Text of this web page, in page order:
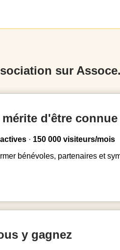
sur
mérite d'être connue
· 150 000 visiteurs/mois
bénévoles, partenaires et
y gagnez